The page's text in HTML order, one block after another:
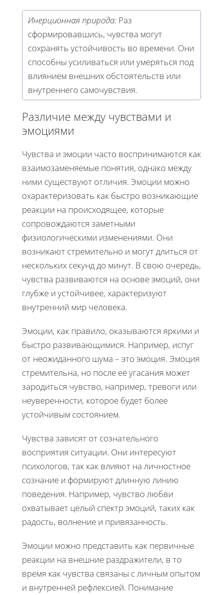
Инерционная природа: Раз
сформировавшись, чувства могут
сохранять устойчивость во времени. Они
способны усиливаться или умеряться под
влиянием внешних обстоятельств или
внутреннего самочувствия.
Различие между чувствами и
эмоциями
Чувства и эмоции часто воспринимаются как
взаимозаменяемые понятия, однако между
ними существуют отличия. Эмоции можно
охарактеризовать как быстро возникающие
реакции на происходящее, которые
сопровождаются заметными
физиологическими изменениями. Они
возникают стремительно и могут длиться от
нескольких секунд до минут. В свою очередь,
чувства развиваются на основе эмоций, они
глубже и устойчивее, характеризуют
внутренний мир человека.
Эмоции, как правило, оказываются яркими и
быстро развивающимися. Например, испуг
от неожиданного шума – это эмоция. Эмоция
стремительна, но после её угасания может
зародиться чувство, например, тревоги или
неуверенности, которое будет более
устойчивым состоянием.
Чувства зависят от сознательного
восприятия ситуации. Они интересуют
психологов, так как влияют на личностное
сознание и формируют длинную линию
поведения. Например, чувство любви
охватывает целый спектр эмоций, таких как
радость, волнение и привязанность.
Эмоции можно представить как первичные
реакции на внешние раздражители, в то
время как чувства связаны с личным опытом
и внутренней рефлексией. Понимание